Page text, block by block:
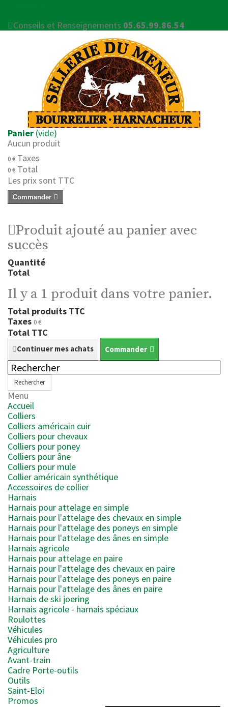
Conseils et Renseignements 05.65.99.86.54
Panier (vide)
Aucun produit
0 € Taxes
0 € Total
Les prix sont TTC
Commander
Produit ajouté au panier avec
succès
Quantité
Total
Il y a 1 produit dans votre panier.
Total produits TTC
Taxes 0 €
Total TTC
Continuer mes achats Commander
Rechercher
Menu
Accueil
Colliers
Colliers américain cuir
Colliers pour chevaux
Colliers pour poney
Colliers pour âne
Colliers pour mule
Collier américain synthétique
Accessoires de collier
Harnais
Harnais pour attelage en simple
Harnais pour l'attelage des chevaux en simple
Harnais pour l'attelage des poneys en simple
Harnais pour l'attelage des ânes en simple
Harnais agricole
Harnais pour attelage en paire
Harnais pour l'attelage des chevaux en paire
Harnais pour l'attelage des poneys en paire
Harnais pour l'attelage des ânes en paire
Harnais de ski joering
Harnais agricole - harnais spéciaux
Roulottes
Véhicules
Véhicules pro
Agriculture
Avant-train
Cadre Porte-outils
Outils
Saint-Eloi
Promos